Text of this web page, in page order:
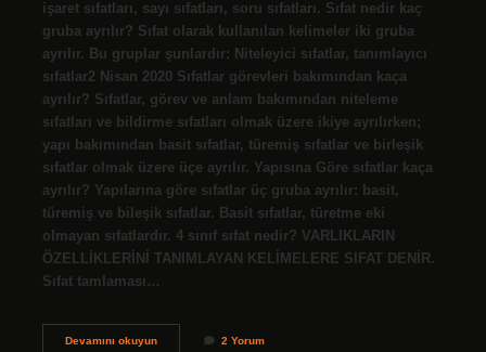
işaret sıfatları, sayı sıfatları, soru sıfatları. Sıfat nedir kaç
gruba ayrılır? Sıfat olarak kullanılan kelimeler iki gruba
ayrılır. Bu gruplar şunlardır: Niteleyici sıfatlar, tanımlayıcı
sıfatlar2 Nisan 2020 Sıfatlar görevleri bakımından kaça
ayrılır? Sıfatlar, görev ve anlam bakımından niteleme
sıfatları ve bildirme sıfatları olmak üzere ikiye ayrılırken;
yapı bakımından basit sıfatlar, türemiş sıfatlar ve birleşik
sıfatlar olmak üzere üçe ayrılır. Yapısına Göre sıfatlar kaça
ayrılır? Yapılarına göre sıfatlar üç gruba ayrılır: basit,
türemiş ve bileşik sıfatlar. Basit sıfatlar, türetme eki
olmayan sıfatlardır. 4 sınıf sıfat nedir? VARLIKLARIN
ÖZELLİKLERİNİ TANIMLAYAN KELİMELERE SIFAT DENİR.
Sıfat tamlaması…
Devamını okuyunSıfat
2 Yorum